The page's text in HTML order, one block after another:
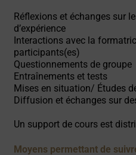
Réflexions et échanges sur
d’expérience
Interactions avec la
participants(es)
Questionnements de groupe
Entraînements et tests
Mises en situation/ Études
Diffusion et échanges sur
Un support de cours est
Moyens permettant de